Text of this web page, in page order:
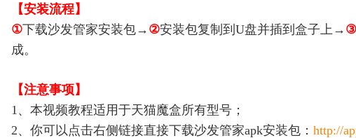
【安装流程】
①下载沙发管家安装包→ ②安装包复制到U盘并插到盒子上→ ③
成。
【注意事项】
1、本视频教程适用于天猫魔盒所有型号；
2、 你可以点击右侧链接直接下载沙发管家apk安装包： http://